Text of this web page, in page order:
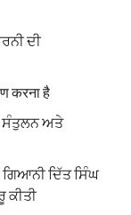
ਦੀ
करना है
ਸੰਤੁਲਨ ਅਤੇ
ਗਿਆਨੀ ਦਿੱਤ ਸਿੰਘ
ਕੀਤੀ